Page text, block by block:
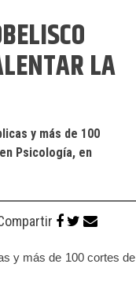
LA
y más de 100
Psicología, en
y más de 100 cortes de